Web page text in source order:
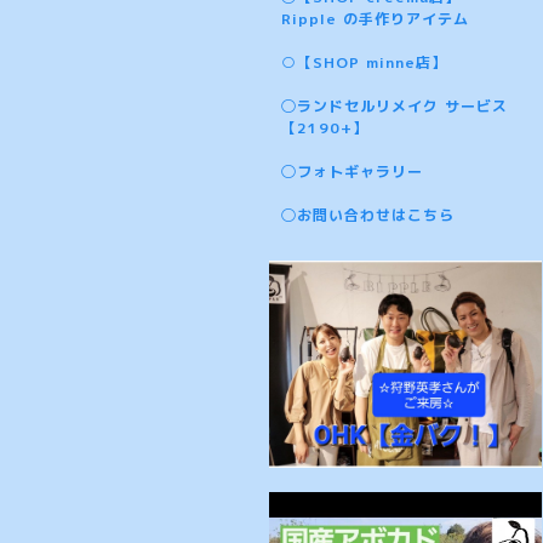
Ripple の手作りアイテム
○【SHOP minne店】
◯ランドセルリメイク サービス
【2190+】
◯フォトギャラリー
◯お問い合わせはこちら